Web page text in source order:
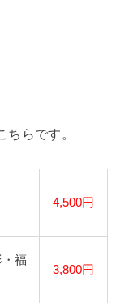
らです。
4,500円
福
3,800円